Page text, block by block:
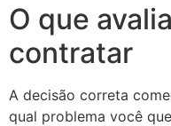
O que
contratar
A decisão correta
qual problema você